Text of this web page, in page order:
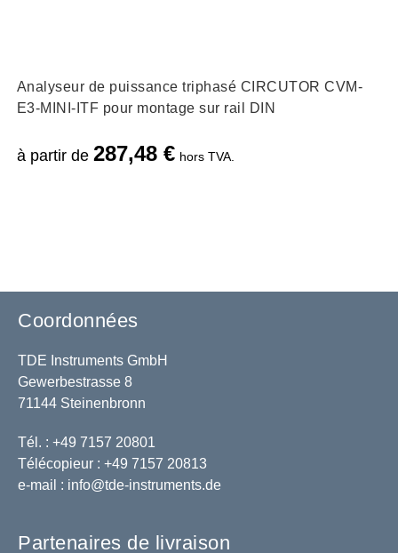
Analyseur de puissance triphasé CIRCUTOR CVM-
E3-MINI-ITF pour montage sur rail DIN
à partir de 287,48 € hors TVA.
Coordonnées
TDE Instruments GmbH
Gewerbestrasse 8
71144 Steinenbronn
Tél. : +49 7157 20801
Télécopieur : +49 7157 20813
e-mail : info@tde-instruments.de
Partenaires de livraison